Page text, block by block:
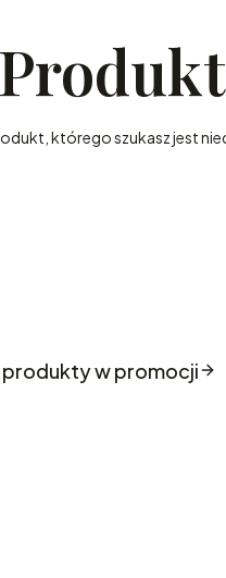
którego szukasz jest
w promocji